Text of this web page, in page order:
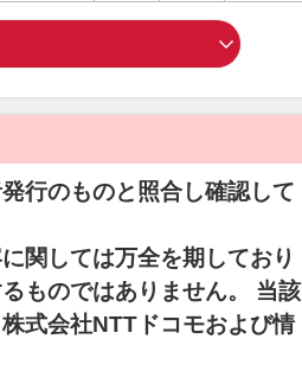
行のものと照合し確認して
関しては万全を期しており
ものではありません。 当該
式会社NTTドコモおよび情